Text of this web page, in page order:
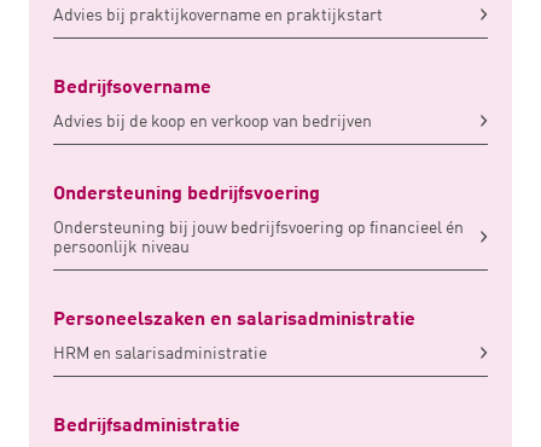
Advies bij praktijkovername en praktijkstart
Bedrijfsovername
Advies bij de koop en verkoop van bedrijven
Ondersteuning bedrijfsvoering
Ondersteuning bij jouw bedrijfsvoering op financieel én
persoonlijk niveau
Personeelszaken en salarisadministratie
HRM en salarisadministratie
Bedrijfsadministratie